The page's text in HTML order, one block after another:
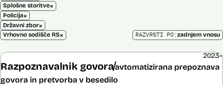
Splošne storitve×
Policija×
Državni zbor×
Vrhovno sodišče RS× RAZVRSTI PO:zadnjem vnosu
Razpoznavalnik govoraavtomatizirana prepoznava
govora in pretvorba v besedilo
2023–